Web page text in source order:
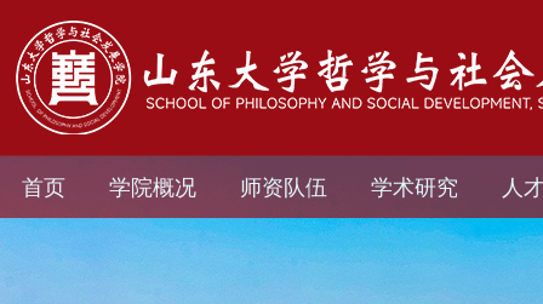
首页 学院概况 师资队伍 学术研究 人